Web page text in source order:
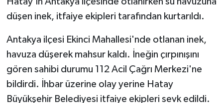
düşen inek, itfaiye ekipleri tarafından kurtarıldı.
Antakya ilçesi Ekinci Mahallesi'nde otlanan inek,
havuza düşerek mahsur kaldı. İneğin çırpınışını
gören sahibi durumu 112 Acil Çağrı Merkezi'ne
bildirdi. İhbar üzerine olay yerine Hatay
Büyükşehir Belediyesi itfaiye ekipleri sevk edildi.